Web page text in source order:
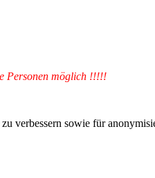
Personen möglich !!!!!
verbessern sowie für